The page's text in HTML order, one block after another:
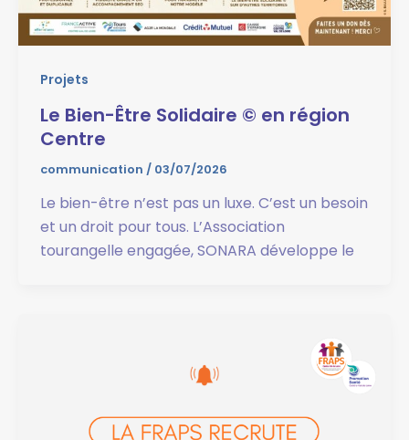
Projets
Le Bien-Être Solidaire © en région
Centre
communication / 03/07/2026
Le bien-être n’est pas un luxe. C’est un besoin
et un droit pour tous. L’Association
tourangelle engagée, SONARA développe le